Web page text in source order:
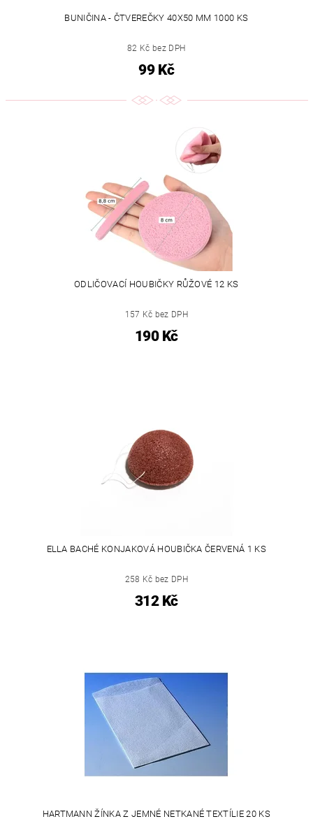
BUNIČINA - ČTVEREČKY 40X50 MM 1000 KS
82 Kč bez DPH
99 Kč
ODLIČOVACÍ HOUBIČKY RŮŽOVÉ 12 KS
157 Kč bez DPH
190 Kč
ELLA BACHÉ KONJAKOVÁ HOUBIČKA ČERVENÁ 1 KS
258 Kč bez DPH
312 Kč
HARTMANN ŽÍNKA Z JEMNÉ NETKANÉ TEXTÍLIE 20 KS